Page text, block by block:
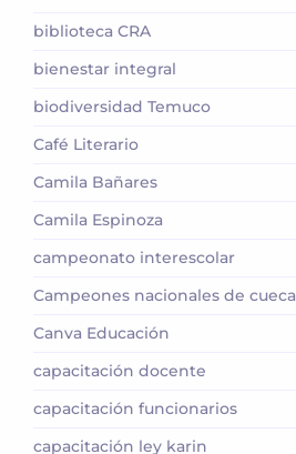
biblioteca CRA
bienestar integral
biodiversidad Temuco
Café Literario
Camila Bañares
Camila Espinoza
campeonato interescolar
Campeones nacionales de cueca
Canva Educación
capacitación docente
capacitación funcionarios
capacitación ley karin